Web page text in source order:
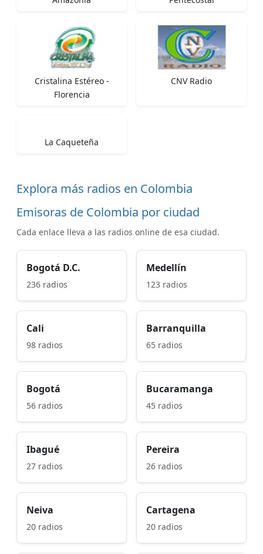
Cristalina Estéreo -
Florencia
CNV Radio
La Caqueteña
Explora más radios en Colombia
Emisoras de Colombia por ciudad
Cada enlace lleva a las radios online de esa ciudad.
Bogotá D.C.
236 radios
Medellín
123 radios
Cali
98 radios
Barranquilla
65 radios
Bogotá
56 radios
Bucaramanga
45 radios
Ibagué
27 radios
Pereira
26 radios
Neiva
20 radios
Cartagena
20 radios